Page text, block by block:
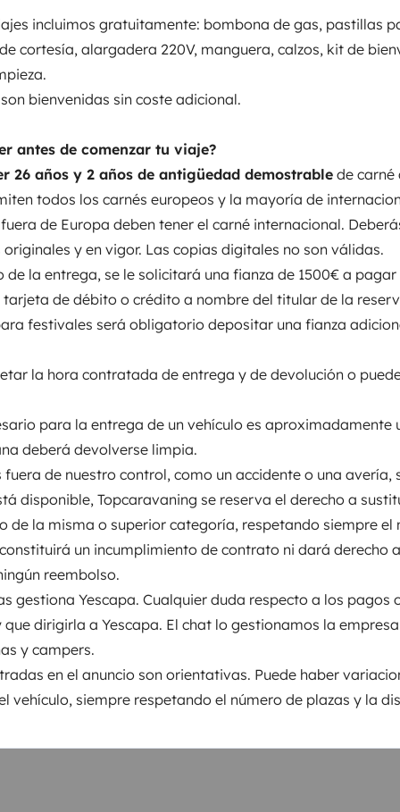
incluimos gratuitamente: bombona de gas, pastillas
cortesía, alargadera 220V, manguera, calzos, kit de
bienvenidas sin coste adicional.
antes de comenzar tu viaje?
26 años y 2 años de antigüedad demostrable de carné
todos los carnés europeos y la mayoría de
de Europa deben tener el carné internacional.
y en vigor. Las copias digitales no son válidas.
de la entrega, se le solicitará una fianza de 1500€ a pagar
tarjeta de débito o crédito a nombre del titular de la
festivales será obligatorio depositar una fianza
la hora contratada de entrega y de devolución o
para la entrega de un vehículo es aproximadamente
deberá devolverse limpia.
fuera de nuestro control, como un accidente o una avería,
disponible, Topcaravaning se reserva el derecho a
de la misma o superior categoría, respetando siempre el
un incumplimiento de contrato ni dará derecho
reembolso.
gestiona Yescapa. Cualquier duda respecto a los pagos
que dirigirla a Yescapa. El chat lo gestionamos la
y campers.
en el anuncio son orientativas. Puede haber
vehículo, siempre respetando el número de plazas y la
demostrable
mayoría de internacionales.
internacional. Deberás
digitales no son válidas.
de 1500€ a pagar únicamente
reserva
de 2500 €.• Tiene que
o puede sufrir una
un vehículo es
devolverse limpia. • Si, por
una avería, su vehículo
el derecho a sustituir el
siempre el número de
ni dará derecho al
Yescapa. Cualquier duda
Yescapa. El chat lo
y campers.
variaciones en la
de plazas y la distribución.
Se permite fumar
por el
Importe
1500 €
varían en función de la fecha de anulación de
de baño,
Animal de compañía
0,00 € por reserva
Portabicicletas
29,00 € por reserva
Toallas de baño
5,00 € por reserva
Silla bebé (1 a 3 años)
Gastos de entrega
99,00 € por reserva